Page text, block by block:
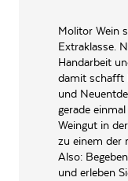
PRODUZENT / ABFÜLLER /
WEINTYPGESCHMACK
ARTIKELNUMMER
Molitor Wein
Extraklasse.
Handarbeit
damit schafft
und
gerade
Weingut in
zu einem der
Also:
und erleben